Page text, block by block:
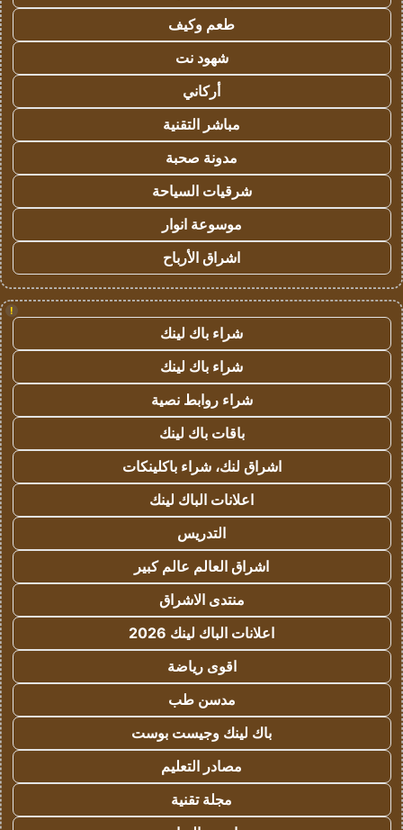
طعم وكيف
شهود نت
أركاني
مباشر التقنية
مدونة صحبة
شرقيات السياحة
موسوعة انوار
اشراق الأرباح
!
شراء باك لينك
شراء باك لينك
شراء روابط نصية
باقات باك لينك
اشراق لنك، شراء باكلينكات
اعلانات الباك لينك
التدريس
اشراق العالم عالم كبير
منتدى الاشراق
اعلانات الباك لينك 2026
اقوى رياضة
مدسن طب
باك لينك وجيست بوست
مصادر التعليم
مجلة تقنية